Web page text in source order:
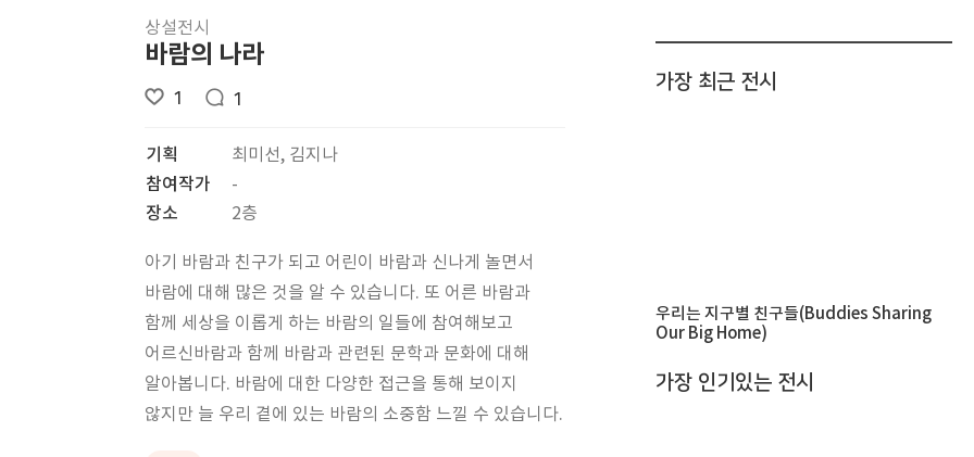
상설전시
바람의 나라
1 1
기획
최미선, 김지나
참여작가
-
장소
2층
아기 바람과 친구가 되고 어린이 바람과 신나게 놀면서
바람에 대해 많은 것을 알 수 있습니다. 또 어른 바람과
함께 세상을 이롭게 하는 바람의 일들에 참여해보고
어르신바람과 함께 바람과 관련된 문학과 문화에 대해
알아봅니다. 바람에 대한 다양한 접근을 통해 보이지
않지만 늘 우리 곁에 있는 바람의 소중함 느낄 수 있습니다.
가장 최근 전시
우리는 지구별 친구들(Buddies Sharing
Our Big Home)
가장 인기있는 전시